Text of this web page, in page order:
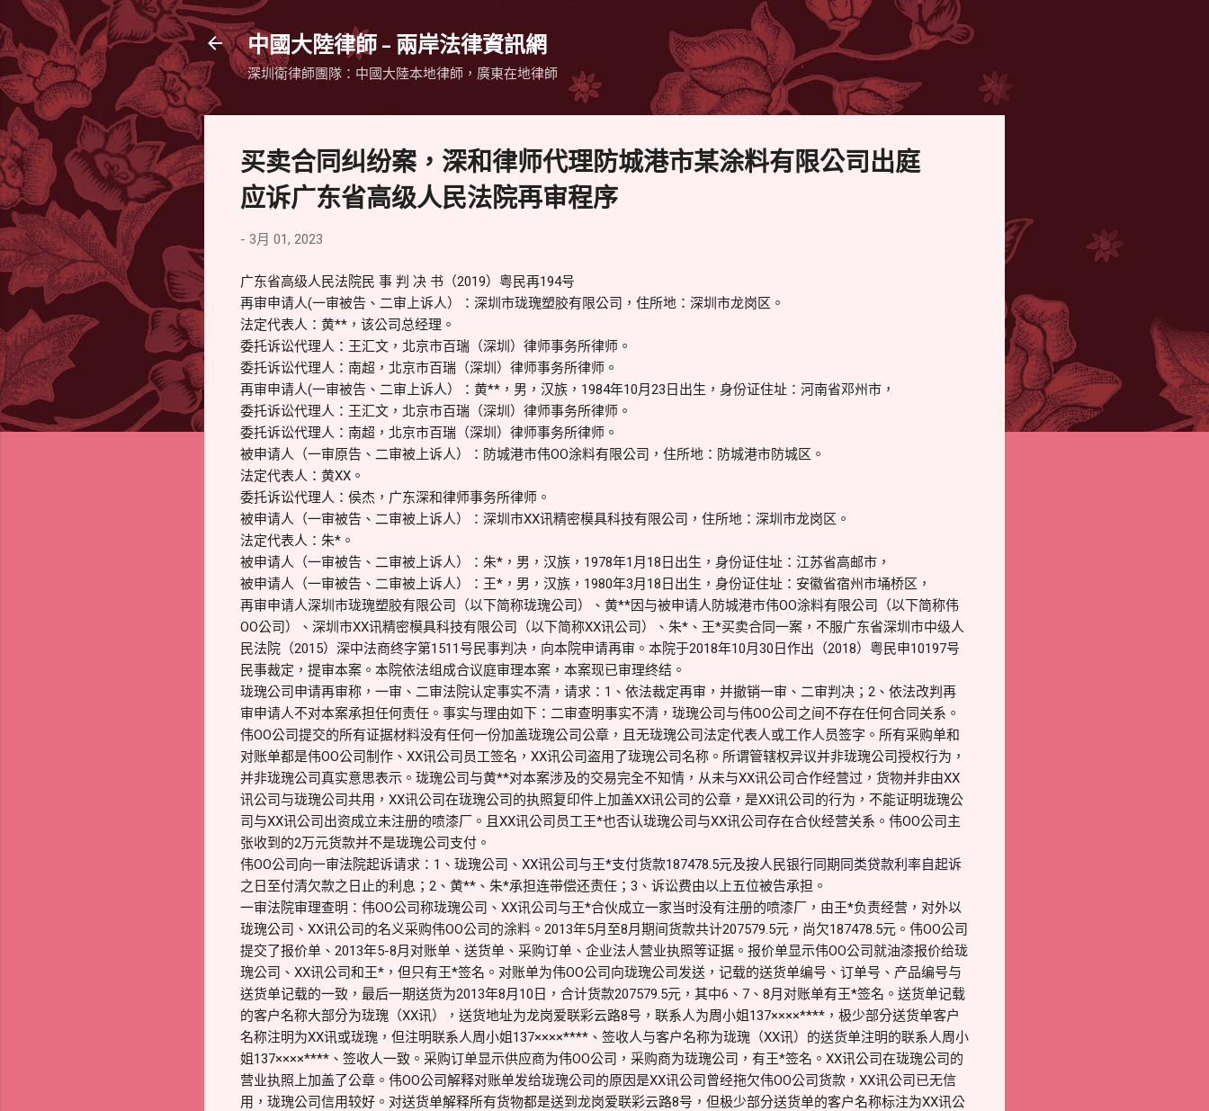
中國大陸律師 - 兩岸法律資訊網
深圳衛律師團隊：中國大陸本地律師，廣東在地律師
买卖合同纠纷案，深和律师代理防城港市某涂料有限公司出庭
应诉广东省高级人民法院再审程序
- 3月 01, 2023
广东省高级人民法院民 事 判 决 书（2019）粤民再194号
再审申请人(一审被告、二审上诉人）：深圳市珑瑰塑胶有限公司，住所地：深圳市龙岗区。
法定代表人：黄**，该公司总经理。
委托诉讼代理人：王汇文，北京市百瑞（深圳）律师事务所律师。
委托诉讼代理人：南超，北京市百瑞（深圳）律师事务所律师。
再审申请人(一审被告、二审上诉人）：黄**，男，汉族，1984年10月23日出生，身份证住址：河南省邓州市，
委托诉讼代理人：王汇文，北京市百瑞（深圳）律师事务所律师。
委托诉讼代理人：南超，北京市百瑞（深圳）律师事务所律师。
被申请人（一审原告、二审被上诉人）：防城港市伟OO涂料有限公司，住所地：防城港市防城区。
法定代表人：黄XX。
委托诉讼代理人：侯杰，广东深和律师事务所律师。
被申请人（一审被告、二审被上诉人）：深圳市XX讯精密模具科技有限公司，住所地：深圳市龙岗区。
法定代表人：朱*。
被申请人（一审被告、二审被上诉人）：朱*，男，汉族，1978年1月18日出生，身份证住址：江苏省高邮市，
被申请人（一审被告、二审被上诉人）：王*，男，汉族，1980年3月18日出生，身份证住址：安徽省宿州市埇桥区，
再审申请人深圳市珑瑰塑胶有限公司（以下简称珑瑰公司）、黄**因与被申请人防城港市伟OO涂料有限公司（以下简称伟
OO公司）、深圳市XX讯精密模具科技有限公司（以下简称XX讯公司）、朱*、王*买卖合同一案，不服广东省深圳市中级人
民法院（2015）深中法商终字第1511号民事判决，向本院申请再审。本院于2018年10月30日作出（2018）粤民申10197号
民事裁定，提审本案。本院依法组成合议庭审理本案，本案现已审理终结。
珑瑰公司申请再审称，一审、二审法院认定事实不清，请求：1、依法裁定再审，并撤销一审、二审判决；2、依法改判再
审申请人不对本案承担任何责任。事实与理由如下：二审查明事实不清，珑瑰公司与伟OO公司之间不存在任何合同关系。
伟OO公司提交的所有证据材料没有任何一份加盖珑瑰公司公章，且无珑瑰公司法定代表人或工作人员签字。所有采购单和
对账单都是伟OO公司制作、XX讯公司员工签名，XX讯公司盗用了珑瑰公司名称。所谓管辖权异议并非珑瑰公司授权行为，
并非珑瑰公司真实意思表示。珑瑰公司与黄**对本案涉及的交易完全不知情，从未与XX讯公司合作经营过，货物并非由XX
讯公司与珑瑰公司共用，XX讯公司在珑瑰公司的执照复印件上加盖XX讯公司的公章，是XX讯公司的行为，不能证明珑瑰公
司与XX讯公司出资成立未注册的喷漆厂。且XX讯公司员工王*也否认珑瑰公司与XX讯公司存在合伙经营关系。伟OO公司主
张收到的2万元货款并不是珑瑰公司支付。
伟OO公司向一审法院起诉请求：1、珑瑰公司、XX讯公司与王*支付货款187478.5元及按人民银行同期同类贷款利率自起诉
之日至付清欠款之日止的利息；2、黄**、朱*承担连带偿还责任；3、诉讼费由以上五位被告承担。
一审法院审理查明：伟OO公司称珑瑰公司、XX讯公司与王*合伙成立一家当时没有注册的喷漆厂，由王*负责经营，对外以
珑瑰公司、XX讯公司的名义采购伟OO公司的涂料。2013年5月至8月期间货款共计207579.5元，尚欠187478.5元。伟OO公司
提交了报价单、2013年5-8月对账单、送货单、采购订单、企业法人营业执照等证据。报价单显示伟OO公司就油漆报价给珑
瑰公司、XX讯公司和王*，但只有王*签名。对账单为伟OO公司向珑瑰公司发送，记载的送货单编号、订单号、产品编号与
送货单记载的一致，最后一期送货为2013年8月10日，合计货款207579.5元，其中6、7、8月对账单有王*签名。送货单记载
的客户名称大部分为珑瑰（XX讯），送货地址为龙岗爱联彩云路8号，联系人为周小姐137××××****，极少部分送货单客户
名称注明为XX讯或珑瑰，但注明联系人周小姐137××××****、签收人与客户名称为珑瑰（XX讯）的送货单注明的联系人周小
姐137××××****、签收人一致。采购订单显示供应商为伟OO公司，采购商为珑瑰公司，有王*签名。XX讯公司在珑瑰公司的
营业执照上加盖了公章。伟OO公司解释对账单发给珑瑰公司的原因是XX讯公司曾经拖欠伟OO公司货款，XX讯公司已无信
用，珑瑰公司信用较好。对送货单解释所有货物都是送到龙岗爱联彩云路8号，但极少部分送货单的客户名称标注为XX讯公